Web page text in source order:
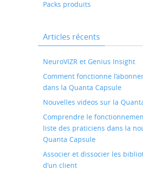
Packs produits
Articles récents
NeuroVIZR et Genius Insight
Comment fonctionne
dans la Quanta Capsule
Nouvelles videos sur la
Comprendre le
liste des praticiens dans la
Quanta Capsule
Associer et dissocier les
d’un client